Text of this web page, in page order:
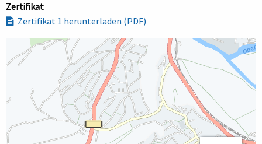
Zertifikat
Zertifikat 1 herunterladen (PDF)